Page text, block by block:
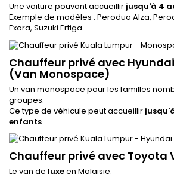
Une voiture pouvant accueillir jusqu'à 4
Exemple de modèles : Perodua Alza,
Exora, Suzuki Ertiga
Chauffeur privé avec
(Van Monospace)
Un van monospace pour les familles
groupes.
Ce type de véhicule peut accueillir
enfants.
Chauffeur privé avec Toyota
Le van de luxeen Malaisie.